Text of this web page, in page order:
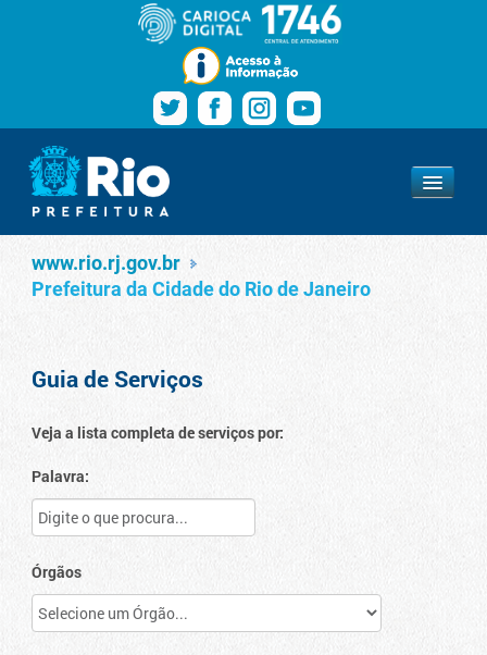
Pular para o conteúdo
Navegação
www.rio.rj.gov.br
Serviços
www.rio.rj.gov.br
Prefeitura da Cidade do Rio de Janeiro
Guia de Serviços
Veja a lista completa de serviços por:
Palavra:
Órgãos